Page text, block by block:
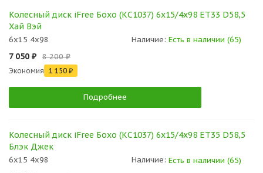
Колесный диск iFree Бохо (КС1037) 6x15/4x98 ET33 D58,5
Хай Вэй
6x15 4x98 Наличие: Есть в наличии (65)
7 050 ₽ 8 200 ₽
Экономия 1 150 ₽
Подробнее
Колесный диск iFree Бохо (КС1037) 6x15/4x98 ET35 D58,5
Блэк Джек
6x15 4x98 Наличие: Есть в наличии (65)